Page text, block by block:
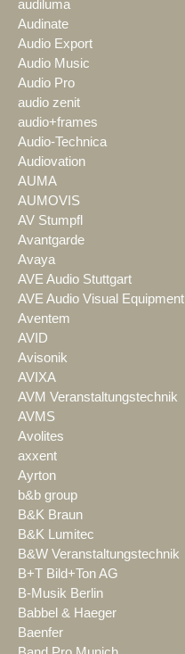
audiluma
Audinate
Audio Export
Audio Music
Audio Pro
audio zenit
audio+frames
Audio-Technica
Audiovation
AUMA
AUMOVIS
AV Stumpfl
Avantgarde
Avaya
AVE Audio Stuttgart
AVE Audio Visual Equipment
Aventem
AVID
Avisonik
AVIXA
AVM Veranstaltungstechnik
AVMS
Avolites
axxent
Ayrton
b&b group
B&K Braun
B&K Lumitec
B&W Veranstaltungstechnik
B+T Bild+Ton AG
B-Musik Berlin
Babbel & Haeger
Baenfer